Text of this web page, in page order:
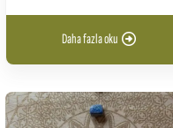
Daha fazla oku